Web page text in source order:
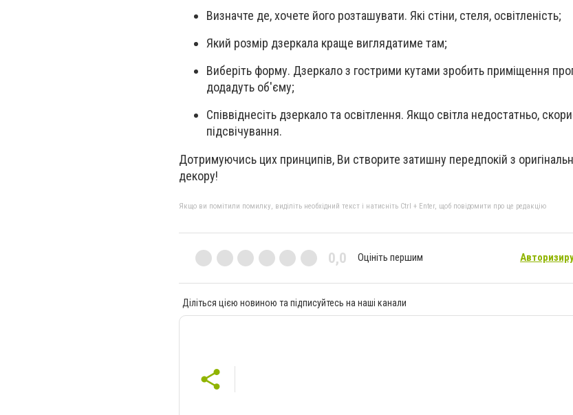
Визначте де, хочете його розташувати. Які стіни, стеля, освітленість;
Який розмір дзеркала краще виглядатиме там;
Виберіть форму. Дзеркало з гострими кутами зробить приміщення
додадуть об'єму;
Співвіднесіть дзеркало та освітлення. Якщо світла недостатньо,
підсвічування.
Дотримуючись цих принципів, Ви створите затишну передпокій з
декору!
Якщо ви помітили помилку, виділіть необхідний текст і натисніть Ctrl + Enter, щоб повідомити про це редакцію
0,0 Оцініть першим
Діліться цією новиною та підписуйтесь на наші канали